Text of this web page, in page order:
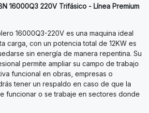
16000Q3 220V Trifásico - Línea Premium
16000Q3-220V es una maquina ideal
carga, con un potencia total de 12KW es
sin energía de manera repentina. Su
permite ampliar su campo de trabajo
funcional en obras, empresas o
tener un respaldo en caso de que la
funcionar o se trabaje en sectores donde